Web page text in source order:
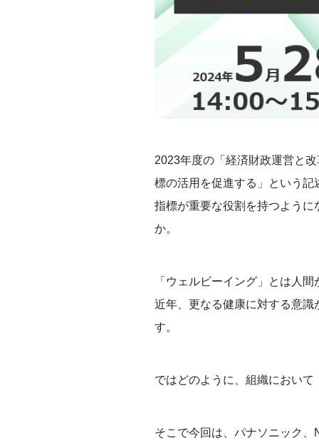
2023年度の「経済財政運営と
標の活用を促進する」という
指標が重要な役割を持つよう
か。
「ウェルビーイング」とは人
近年、更なる健康に対する意
す。
ではどのように、組織におい
そこで今回は、パナソニック